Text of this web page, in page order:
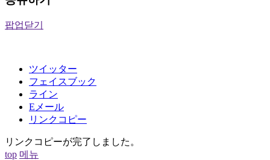
팝업닫기
ツイッター
フェイスブック
ライン
Eメール
リンクコピー
リンクコピーが完了しました。
top 메뉴